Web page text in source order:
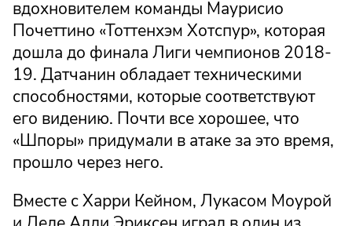
вдохновителем команды Маурисио
Почеттино «Тоттенхэм Хотспур», которая
дошла до финала Лиги чемпионов 2018-
19. Датчанин обладает техническими
способностями, которые соответствуют
его видению. Почти все хорошее, что
«Шпоры» придумали в атаке за это время,
прошло через него.
Вместе с Харри Кейном, Лукасом Моурой